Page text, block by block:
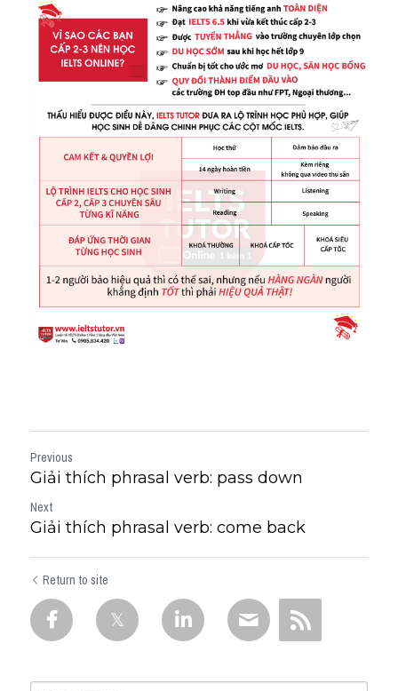
Previous
Giải thích phrasal verb: pass down
Next
Giải thích phrasal verb: come back
Return to site